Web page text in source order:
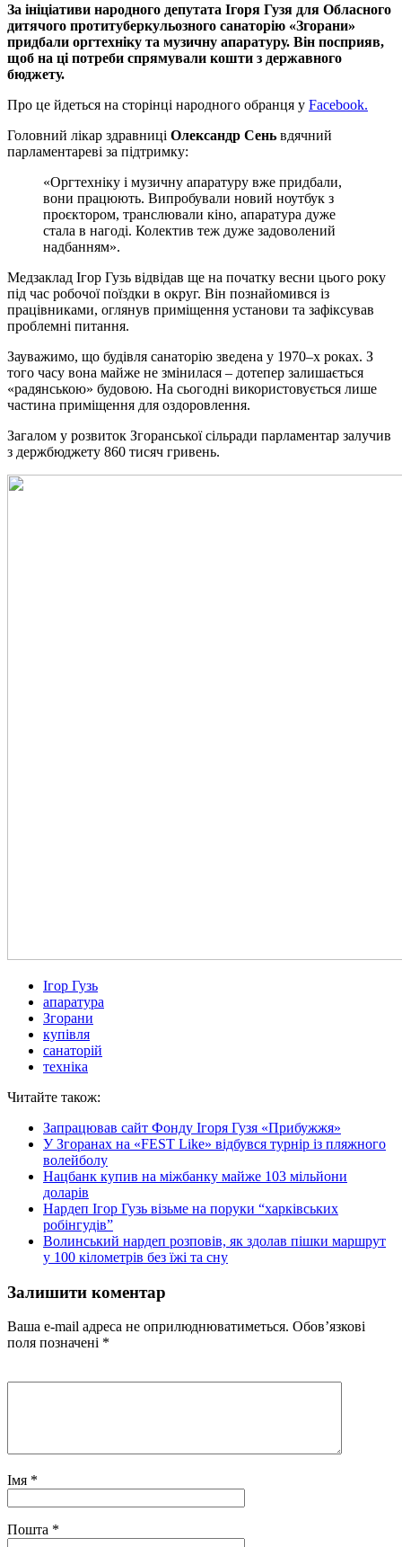
За ініціативи народного депутата Ігоря Гузя для Обласного
дитячого протитуберкульозного санаторію «Згорани»
придбали оргтехніку та музичну апаратуру. Він посприяв,
щоб на ці потреби спрямували кошти з державного
бюджету.
Про це йдеться на сторінці народного обранця у Facebook.
Головний лікар здравниці Олександр Сень вдячний
парламентареві за підтримку:
«Оргтехніку і музичну апаратуру вже придбали,
вони працюють. Випробували новий ноутбук з
проєктором, транслювали кіно, апаратура дуже
стала в нагоді. Колектив теж дуже задоволений
надбанням».
Медзаклад Ігор Гузь відвідав ще на початку весни цього року
під час робочої поїздки в округ. Він познайомився із
працівниками, оглянув приміщення установи та зафіксував
проблемні питання.
Зауважимо, що будівля санаторію зведена у 1970–х роках. З
того часу вона майже не змінилася – дотепер залишається
«радянською» будовою. На сьогодні використовується лише
частина приміщення для оздоровлення.
Загалом у розвиток Згоранської сільради парламентар залучив
з держбюджету 860 тисяч гривень.
Ігор Гузь
апаратура
Згорани
купівля
санаторій
техніка
Читайте також:
Запрацював сайт Фонду Ігоря Гузя «Прибужжя»
У Згоранах на «FEST Like» відбувся турнір із пляжного
волейболу
Нацбанк купив на міжбанку майже 103 мільйони
доларів
Нардеп Ігор Гузь візьме на поруки “харківських
робінгудів”
Волинський нардеп розповів, як здолав пішки маршрут
у 100 кілометрів без їжі та сну
Залишити коментар
Ваша e-mail адреса не оприлюднюватиметься. Обов’язкові
поля позначені *
Імя *
Пошта *